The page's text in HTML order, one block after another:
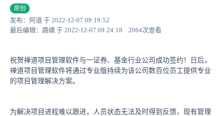
原创
发布：阿道 于 2022-12-07 09:19:52
最后编辑：路婕 于 2022-12-07 09:24:18
2064次查看
祝贺禅道项目管理软件与一证券、基金行业公司成功签约！日后，
禅道项目管理软件将通过专业版持续为该公司数百位员工提供专业
的项目管理解决方案。
为解决项目进程难以跟进，人员状态无法及时得到反馈，现有管理